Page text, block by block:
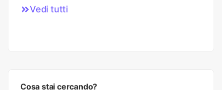
Vedi tutti
Cosa stai cercando?